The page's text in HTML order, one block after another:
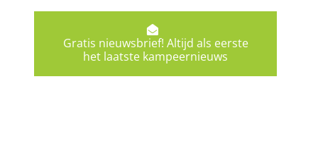
Gratis nieuwsbrief! Altijd als eerste
het laatste kampeernieuws